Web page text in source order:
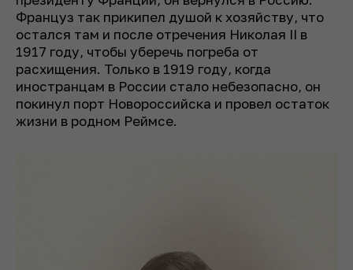
Француз так прикипел душой к хозяйству, что
остался там и после отречения Николая II в
1917 году, чтобы уберечь погреба от
расхищения. Только в 1919 году, когда
иностранцам в России стало небезопасно, он
покинул порт Новороссийска и провел остаток
жизни в родном Реймсе.